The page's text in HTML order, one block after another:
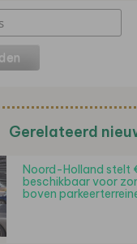
Gerelateerd
Noord-Holland stelt
beschikbaar voor
boven